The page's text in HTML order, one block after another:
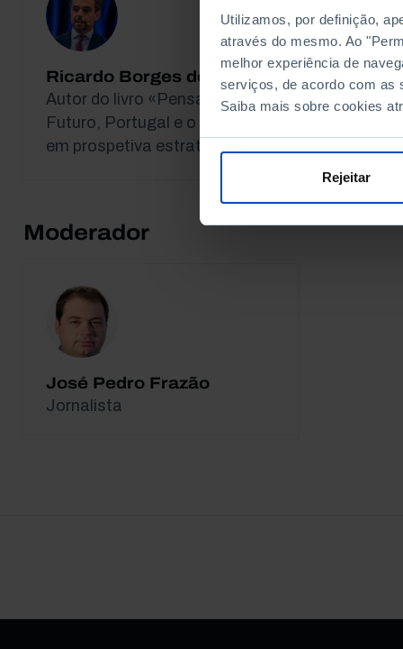
Utilizamos, por definição,
através do mesmo. Ao
melhor experiência de
serviços, de acordo com as
Saiba mais sobre cookies
Rejeitar
Ricardo Borges de Castro
Autor do livro «Pensar o
Futuro, Portugal e o mundo
em prospetiva estratégica»
Sónia
Moderador
José Pedro Frazão
Jornalista